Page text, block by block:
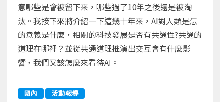
意哪些是會被留下來，哪些過了10年之後還是被淘
汰。我接下來將介紹一下這幾十年來，AI對人類是怎
的意義是什麼，相關的科技發展是否有共通性?共通的
道理在哪裡？並從共通道理推演出交互會有什麼影
響，我們又該怎麼來看待AI。
國內 活動報導